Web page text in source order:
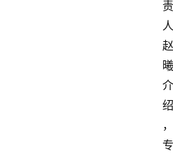
责
人
赵
曦
介
绍
，
专